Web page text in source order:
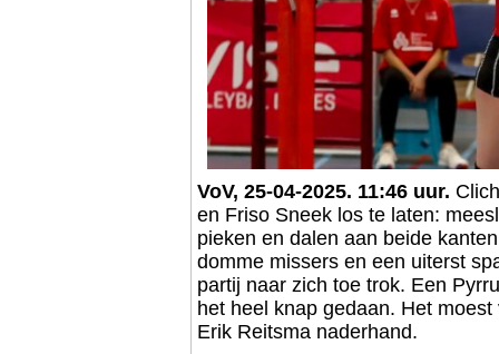
VoV, 25-04-2025. 11:46 uur.
en Friso Sneek los te laten:
pieken en dalen aan beide
domme missers en een uiterst
partij naar zich toe trok. Een
het heel knap gedaan. Het
Erik Reitsma naderhand.